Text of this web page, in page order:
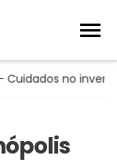
no inverno